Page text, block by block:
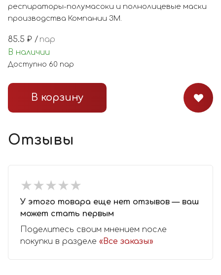
респираторы-полумасоки и полнолицевые маски
85.5 ₽ / пар
В наличии
Доступно 60 пар
В корзину
Отзывы
★★★★★
★★★★★
У этого товара еще нет отзывов — ваш
может стать первым
Поделитесь своим мнением после
покупки в разделе «Все заказы»